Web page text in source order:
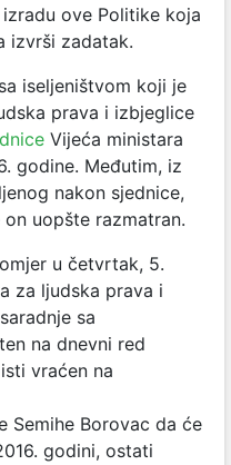
ove Politike koja
izvrši zadatak.
iseljeništvom koji je
prava i izbjeglice
Vijeća ministara
godine. Međutim, iz
nakon sjednice,
uopšte razmatran.
u četvrtak, 5.
za ljudska prava i
sa
na dnevni red
vraćen na
Semihe Borovac da će
godini, ostati